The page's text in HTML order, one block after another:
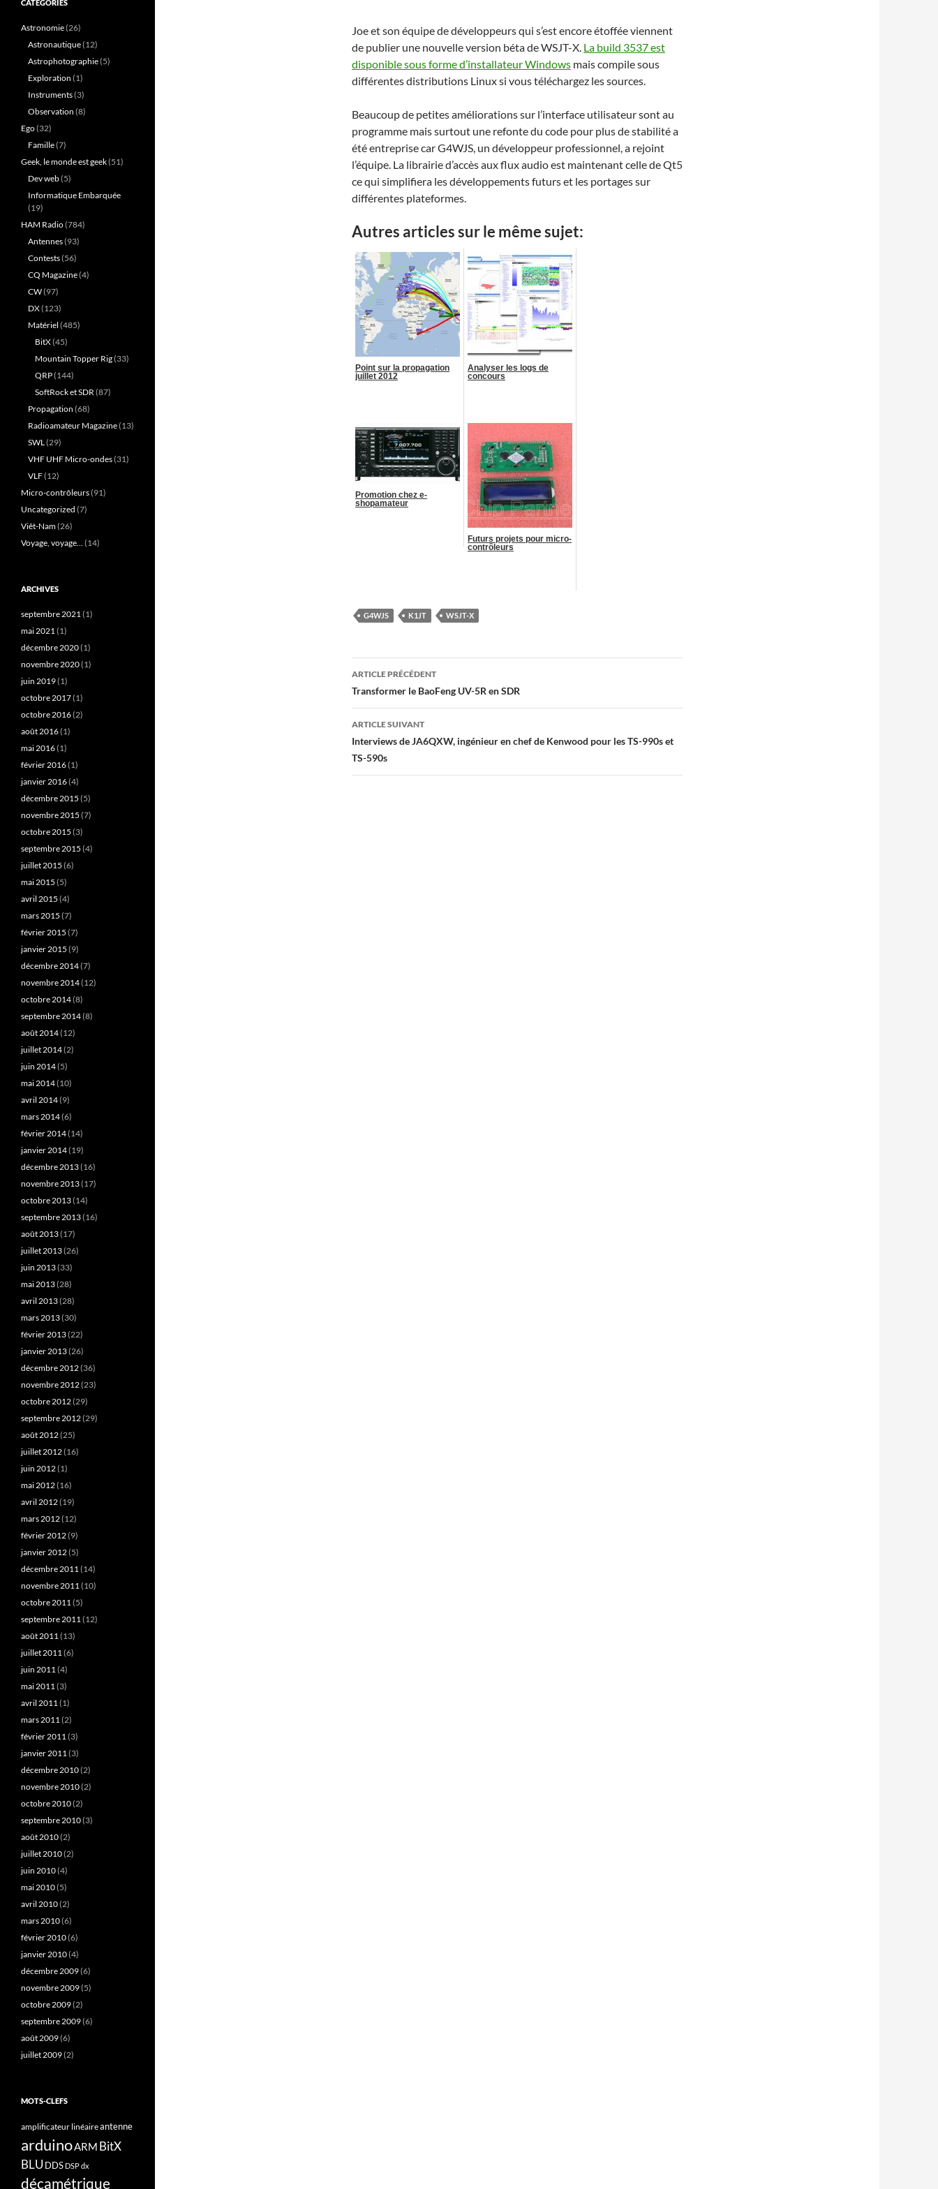
Joe et son équipe de développeurs qui s’est encore étoffée viennent
de publier une nouvelle version béta de WSJT-X. La build 3537 est
disponible sous forme d’installateur Windows mais compile sous
différentes distributions Linux si vous téléchargez les sources.
Beaucoup de petites améliorations sur l’interface utilisateur sont au
programme mais surtout une refonte du code pour plus de stabilité a
été entreprise car G4WJS, un développeur professionnel, a rejoint
l’équipe. La librairie d’accès aux flux audio est maintenant celle de Qt5
ce qui simplifiera les développements futurs et les portages sur
différentes plateformes.
Autres articles sur le même sujet:
Point sur la propagation
juillet 2012
Analyser les logs de
concours
Promotion chez e-
shopamateur
Futurs projets pour micro-
contrôleurs
G4WJS K1JT WSJT-X
Navigation
des
articles
ARTICLE PRÉCÉDENT
Transformer le BaoFeng UV-5R en SDR
ARTICLE SUIVANT
Interviews de JA6QXW, ingénieur en chef de Kenwood pour les TS-990s et
TS-590s
CATÉGORIES
Astronomie(26)
Astronautique(12)
Astrophotographie(5)
Exploration (1)
Instruments(3)
Observation (8)
Ego(32)
Famille(7)
Geek, le monde est geek(51)
Dev web(5)
Informatique Embarquée
(19)
HAM Radio(784)
Antennes(93)
Contests(56)
CQ Magazine(4)
CW(97)
DX(123)
Matériel (485)
BitX(45)
Mountain Topper Rig(33)
QRP(144)
SoftRock et SDR(87)
Propagation (68)
Radioamateur Magazine(13)
SWL(29)
VHF UHF Micro-ondes(31)
VLF(12)
Micro-contrôleurs(91)
Uncategorized (7)
Viêt-Nam(26)
Voyage, voyage…(14)
ARCHIVES
septembre 2021(1)
mai 2021(1)
décembre 2020(1)
novembre 2020(1)
juin 2019(1)
octobre 2017(1)
octobre 2016(2)
août 2016(1)
mai 2016(1)
février 2016(1)
janvier 2016(4)
décembre 2015 (5)
novembre 2015 (7)
octobre 2015 (3)
septembre 2015 (4)
juillet 2015 (6)
mai 2015 (5)
avril 2015 (4)
mars 2015 (7)
février 2015 (7)
janvier 2015 (9)
décembre 2014(7)
novembre 2014(12)
octobre 2014(8)
septembre 2014(8)
août 2014(12)
juillet 2014(2)
juin 2014(5)
mai 2014(10)
avril 2014(9)
mars 2014(6)
février 2014(14)
janvier 2014(19)
décembre 2013(16)
novembre 2013(17)
octobre 2013(14)
septembre 2013(16)
août 2013(17)
juillet 2013(26)
juin 2013(33)
mai 2013(28)
avril 2013(28)
mars 2013(30)
février 2013(22)
janvier 2013(26)
décembre 2012(36)
novembre 2012(23)
octobre 2012(29)
septembre 2012(29)
août 2012(25)
juillet 2012(16)
juin 2012(1)
mai 2012(16)
avril 2012(19)
mars 2012(12)
février 2012(9)
janvier 2012(5)
décembre 2011(14)
novembre 2011(10)
octobre 2011(5)
septembre 2011(12)
août 2011(13)
juillet 2011(6)
juin 2011(4)
mai 2011(3)
avril 2011(1)
mars 2011(2)
février 2011(3)
janvier 2011(3)
décembre 2010(2)
novembre 2010(2)
octobre 2010(2)
septembre 2010(3)
août 2010(2)
juillet 2010(2)
juin 2010(4)
mai 2010(5)
avril 2010(2)
mars 2010(6)
février 2010(6)
janvier 2010(4)
décembre 2009(6)
novembre 2009(5)
octobre 2009(2)
septembre 2009(6)
août 2009(6)
juillet 2009(2)
MOTS-CLEFS
amplificateur linéaireantenne
arduinoARM BitX
BLU DDS DSPdx
décamétrique